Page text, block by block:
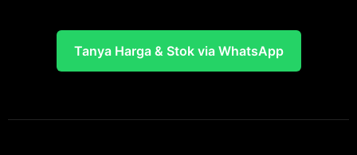
Tanya Harga & Stok via WhatsApp